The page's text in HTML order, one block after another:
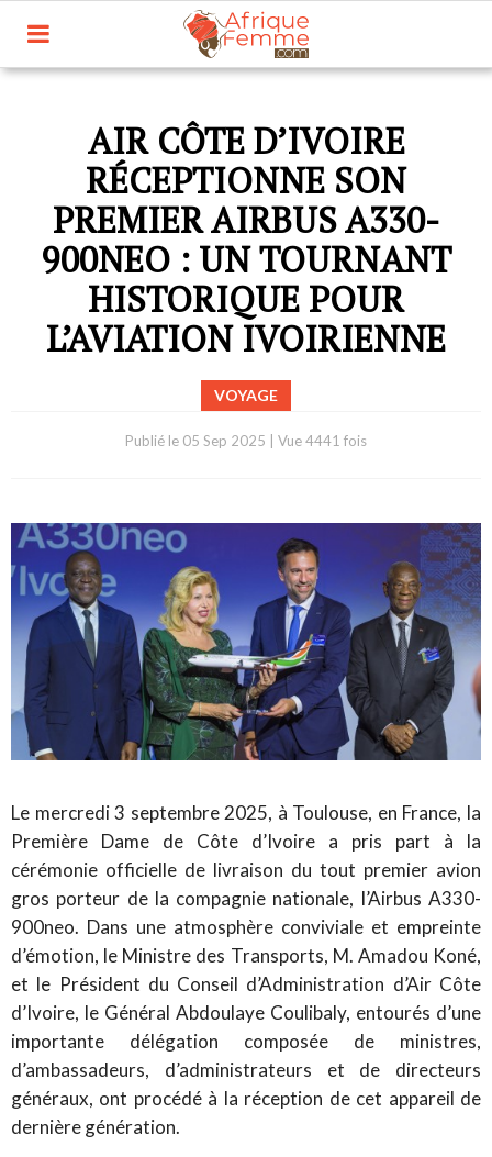
AIR CÔTE D’IVOIRE
RÉCEPTIONNE SON
PREMIER AIRBUS A330-
900NEO : UN TOURNANT
HISTORIQUE POUR
L’AVIATION IVOIRIENNE
VOYAGE
Publié le 05 Sep 2025 Vue 4441 fois
Le mercredi 3 septembre 2025, à Toulouse, en France, la
Première Dame de Côte d’Ivoire a pris part à la
cérémonie officielle de livraison du tout premier avion
gros porteur de la compagnie nationale, l’Airbus A330-
900neo. Dans une atmosphère conviviale et empreinte
d’émotion, le Ministre des Transports, M. Amadou Koné,
et le Président du Conseil d’Administration d’Air Côte
d’Ivoire, le Général Abdoulaye Coulibaly, entourés d’une
importante délégation composée de ministres,
d’ambassadeurs, d’administrateurs et de directeurs
généraux, ont procédé à la réception de cet appareil de
dernière génération.